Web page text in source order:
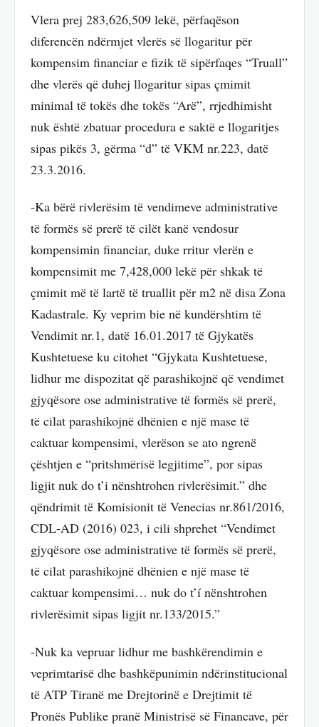
Vlera prej 283,626,509 lekë, përfaqëson
diferencën ndërmjet vlerës së llogaritur për
kompensim financiar e fizik të sipërfaqes “Truall”
dhe vlerës që duhej llogaritur sipas çmimit
minimal të tokës dhe tokës “Arë”, rrjedhimisht
nuk është zbatuar procedura e saktë e llogaritjes
sipas pikës 3, gërma “d” të VKM nr.223, datë
23.3.2016.
-Ka bërë rivlerësim të vendimeve administrative
të formës së prerë të cilët kanë vendosur
kompensimin financiar, duke rritur vlerën e
kompensimit me 7,428,000 lekë për shkak të
çmimit më të lartë të truallit për m2 në disa Zona
Kadastrale. Ky veprim bie në kundërshtim të
Vendimit nr.1, datë 16.01.2017 të Gjykatës
Kushtetuese ku citohet “Gjykata Kushtetuese,
lidhur me dispozitat që parashikojnë që vendimet
gjyqësore ose administrative të formës së prerë,
të cilat parashikojnë dhënien e një mase të
caktuar kompensimi, vlerëson se ato ngrenë
çështjen e “pritshmërisë legjitime”, por sipas
ligjit nuk do t’i nënshtrohen rivlerësimit.” dhe
qëndrimit të Komisionit të Venecias nr.861/2016,
CDL-AD (2016) 023, i cili shprehet “Vendimet
gjyqësore ose administrative të formës së prerë,
të cilat parashikojnë dhënien e një mase të
caktuar kompensimi… nuk do t’í nënshtrohen
rivlerësimit sipas ligjit nr.133/2015.”
-Nuk ka vepruar lidhur me bashkërendimin e
veprimtarisë dhe bashkëpunimin ndërinstitucional
të ATP Tiranë me Drejtorinë e Drejtimit të
Pronës Publike pranë Ministrisë së Financave, për